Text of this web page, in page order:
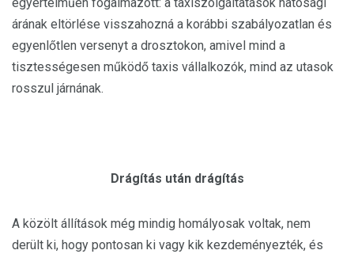
egyértelműen fogalmazott: a taxiszolgáltatások hatósági
árának eltörlése visszahozná a korábbi szabályozatlan és
egyenlőtlen versenyt a drosztokon, amivel mind a
tisztességesen működő taxis vállalkozók, mind az utasok
rosszul járnának.
Drágítás után drágítás
A közölt állítások még mindig homályosak voltak, nem
derült ki, hogy pontosan ki vagy kik kezdeményezték, és